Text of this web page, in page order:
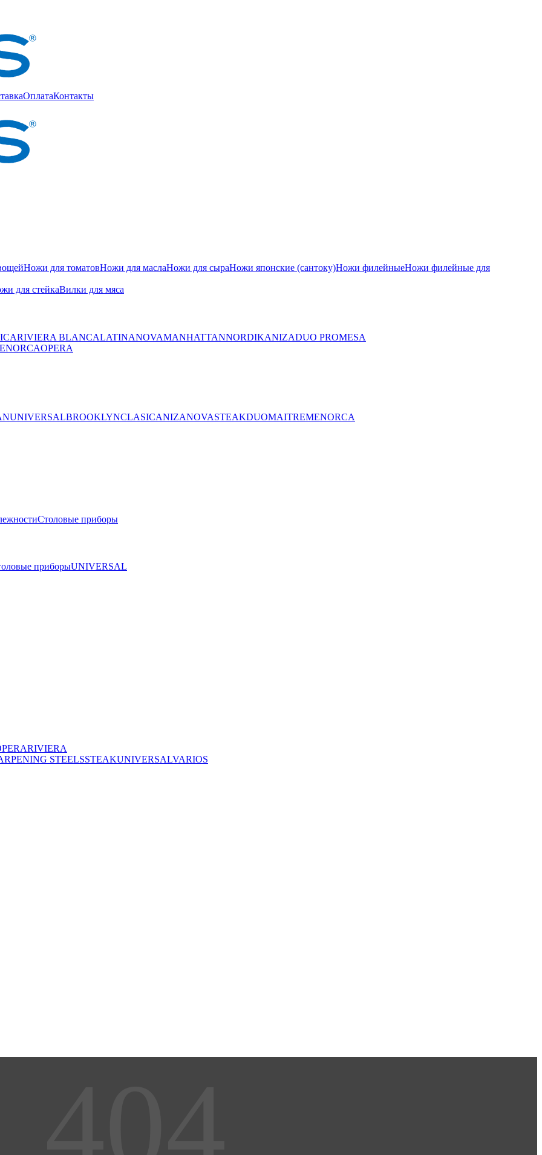
ОплатаКонтакты
Ножи для томатовНожи для маслаНожи для сыраНожи японские (сантоку)Ножи филейныеНожи филейные для
для стейкаВилки для мяса
RIVIERA BLANCALATINANOVAMANHATTANNORDIKANIZADUO PROMESA
OPERA
UNIVERSALBROOKLYNCLASICANIZANOVASTEAKDUOMAITREMENORCA
Столовые приборы
приборыUNIVERSAL
RIVIERA
STEELSSTEAKUNIVERSALVARIOS